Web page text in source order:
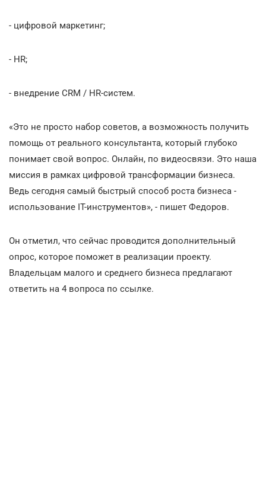
- цифровой маркетинг;
- HR;
- внедрение CRM / HR-систем.
«Это не просто набор советов, а возможность получить
помощь от реального консультанта, который глубоко
понимает свой вопрос. Онлайн, по видеосвязи. Это наша
миссия в рамках цифровой трансформации бизнеса.
Ведь сегодня самый быстрый способ роста бизнеса -
использование IT-инструментов», - пишет Федоров.
Он отметил, что сейчас проводится дополнительный
опрос, которое поможет в реализации проекту.
Владельцам малого и среднего бизнеса предлагают
ответить на 4 вопроса по ссылке.